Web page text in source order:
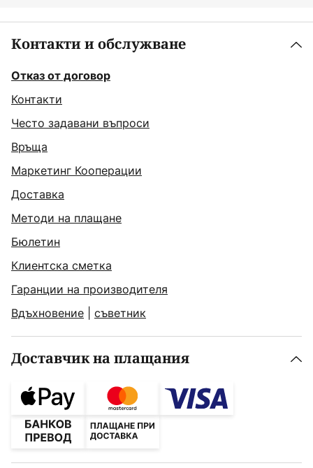
Контакти и обслужване
Отказ от договор
Контакти
Често задавани въпроси
Връща
Маркетинг Кооперации
Доставка
Методи на плащане
Бюлетин
Клиентска сметка
Гаранции на производителя
Вдъхновение
съветник
Доставчик на плащания